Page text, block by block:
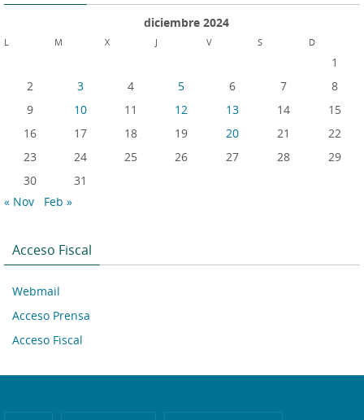
diciembre 2024
L M X J V S D
1
2
3 4 5 6 7
8
9
10 11 12 13 14
15
16
17 18 19 20 21
22
23
24 25 26 27 28
29
30
31
« Nov
Feb »
Acceso Fiscal
Webmail
Acceso Prensa
Acceso Fiscal